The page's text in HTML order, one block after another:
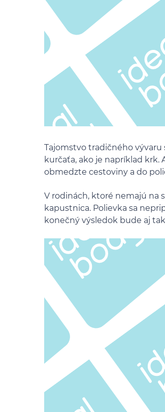
Tajomstvo tradičného
kurčaťa, ako je napríklad krk.
obmedzte cestoviny a do
V rodinách, ktoré nemajú na
kapustnica. Polievka sa
konečný výsledok bude aj